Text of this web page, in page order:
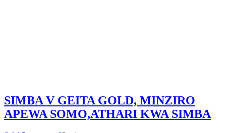
SIMBA V GEITA GOLD, MINZIRO
APEWA SOMO,ATHARI KWA SIMBA